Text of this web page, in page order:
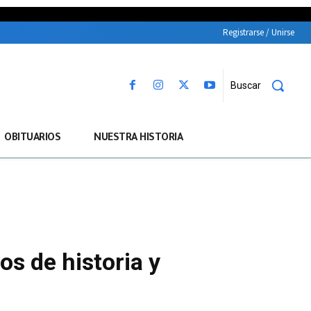
Registrarse / Unirse
Buscar
OBITUARIOS NUESTRA HISTORIA
de historia y